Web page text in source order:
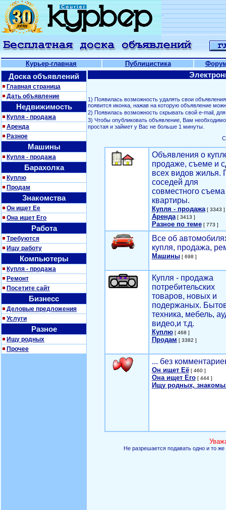
Курьер-главная Публицистика
Доска объявлений
Главная страница
Дать объявление
Недвижимость
Купля - продажа
Аренда
Разное
Машины
Купля - продажа
Барахолка
Куплю
Продам
Знакомства
Он ищет Ее
Она ищет Его
Работа
Требуются
Ищу работу
Компьютеры
Купля - продажа
Ремонт
Посетите сайт
Бизнесс
Деловые предложения
Услуги
Разное
Ищу родных
Прочее
1) Появилась возможность удалять свои
появится иконка, нажав на которую объявление
2) Появилась возможность скрывать свой е-mail,
3) Чтобы опубликовать объявление, Вам
простая и займет у Вас не больше 1 минуты.
Объявления о
продаже, съеме и
всех видов жилья.
соседей для
совместного съема
квартиры.
Купля - продажа[ 3343 ]
Аренда[ 3413 ]
Разное по теме[ 773 ]
Все об
купля, продажа,
Машины[ 698 ]
Купля - продажа
потребительских
товаров, новых и
подержаных.
техника, мебель,
видео,и т.д.
Куплю[ 468 ]
Продам [ 3382 ]
... без
Он ищет Её[ 460 ]
Она ищет Его[ 444 ]
Ищу родных,
Не разрешается подавать одно и то